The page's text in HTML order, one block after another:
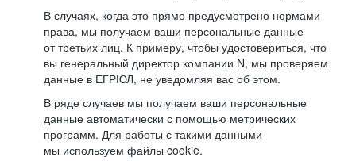
В случаях, когда это прямо предусмотрено нормами
права, мы получаем ваши персональные данные
от третьих лиц. К примеру, чтобы удостовериться, что
вы генеральный директор компании N, мы проверяем
данные в ЕГРЮЛ, не уведомляя вас об этом.
В ряде случаев мы получаем ваши персональные
данные автоматически с помощью метрических
программ. Для работы с такими данными
мы используем файлы cookie.